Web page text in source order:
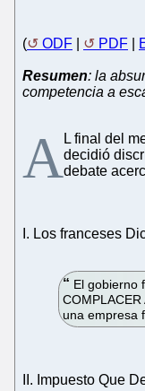
( ODF PDF
Resumen: la
competencia a
AL final del
decidió
debate
I. Los franceses
El gobierno
una empresa
II. Impuesto Que